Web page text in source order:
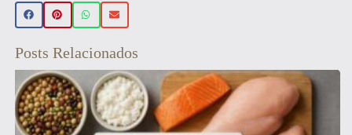
🌿 Realce sua beleza de forma natural! Conheça nossos
produtos de beleza veganos 💚 Use o cupom PRIMEIRA15
Veja aqui
Posts Relacionados